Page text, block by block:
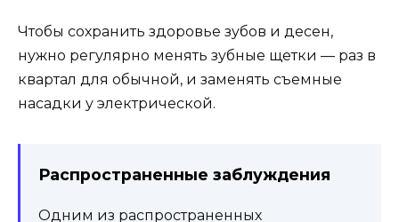
Чтобы сохранить здоровье зубов и десен,
нужно регулярно менять зубные щетки — раз в
квартал для обычной, и заменять съемные
насадки у электрической.
Распространенные заблуждения
Одним из распространенных